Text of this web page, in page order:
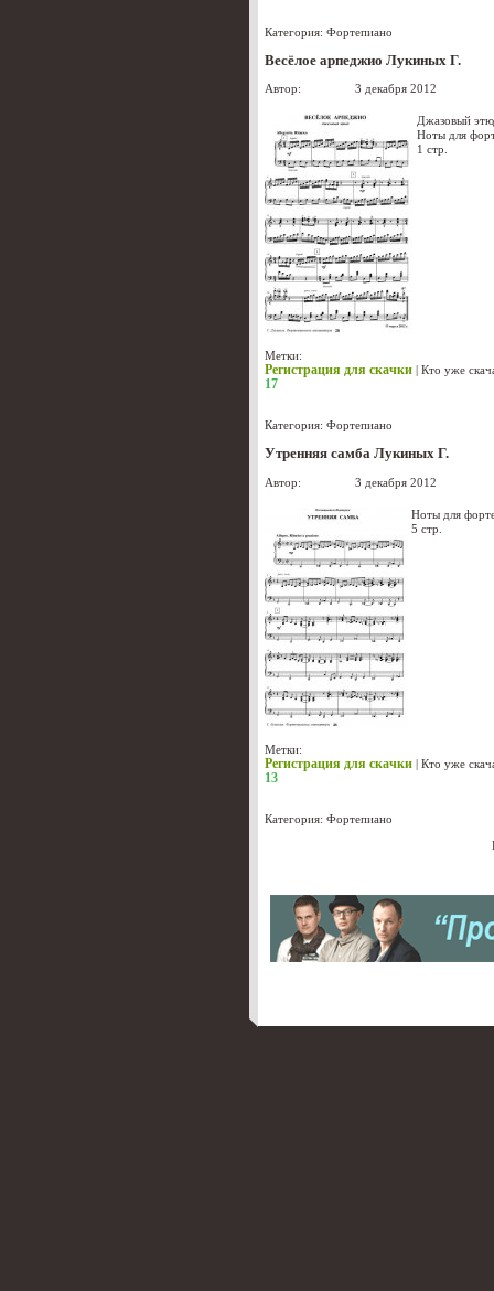
Категория: Фортепиано
Весёлое арпеджио Лукиных Г.
Автор: 3 декабря 2012
Джазовый
Ноты для
1 стр.
Метки:
Регистрация для скачки Кто уже
17
Категория: Фортепиано
Утренняя самба Лукиных Г.
Автор: 3 декабря 2012
Ноты для
5 стр.
Метки:
Регистрация для скачки | Кто уже
13
Категория: Фортепиано